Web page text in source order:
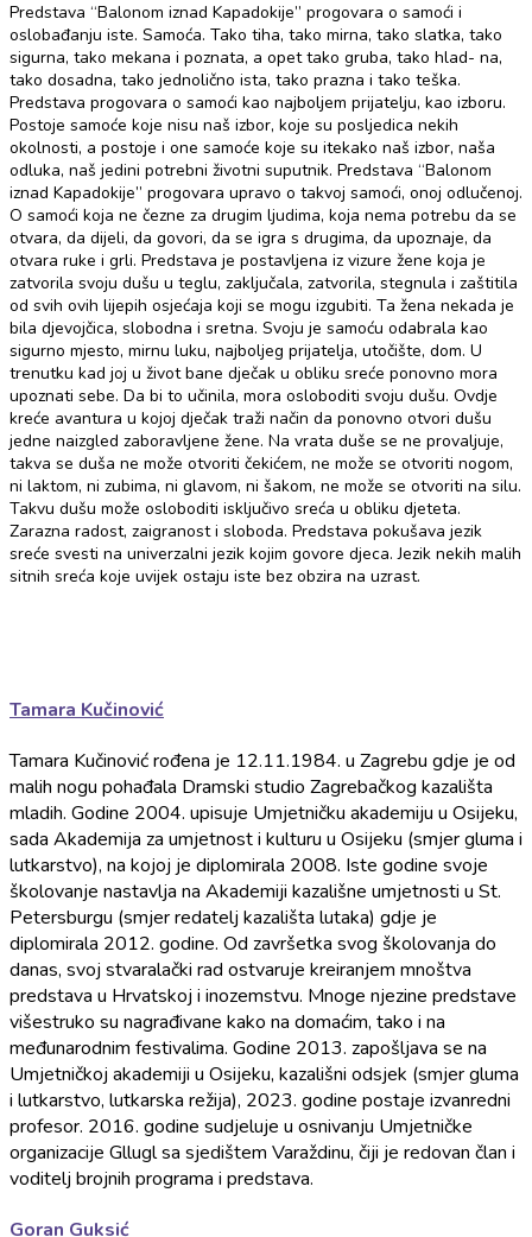
Predstava “Balonom iznad Kapadokije” progovara o samoći i
oslobađanju iste. Samoća. Tako tiha, tako mirna, tako slatka, tako
sigurna, tako mekana i poznata, a opet tako gruba, tako hlad- na,
tako dosadna, tako jednolično ista, tako prazna i tako teška.
Predstava progovara o samoći kao najboljem prijatelju, kao izboru.
Postoje samoće koje nisu naš izbor, koje su posljedica nekih
okolnosti, a postoje i one samoće koje su itekako naš izbor, naša
odluka, naš jedini potrebni životni suputnik. Predstava “Balonom
iznad Kapadokije” progovara upravo o takvoj samoći, onoj odlučenoj.
O samoći koja ne čezne za drugim ljudima, koja nema potrebu da se
otvara, da dijeli, da govori, da se igra s drugima, da upoznaje, da
otvara ruke i grli. Predstava je postavljena iz vizure žene koja je
zatvorila svoju dušu u teglu, zaključala, zatvorila, stegnula i zaštitila
od svih ovih lijepih osjećaja koji se mogu izgubiti. Ta žena nekada je
bila djevojčica, slobodna i sretna. Svoju je samoću odabrala kao
sigurno mjesto, mirnu luku, najboljeg prijatelja, utočište, dom. U
trenutku kad joj u život bane dječak u obliku sreće ponovno mora
upoznati sebe. Da bi to učinila, mora osloboditi svoju dušu. Ovdje
kreće avantura u kojoj dječak traži način da ponovno otvori dušu
jedne naizgled zaboravljene žene. Na vrata duše se ne provaljuje,
takva se duša ne može otvoriti čekićem, ne može se otvoriti nogom,
ni laktom, ni zubima, ni glavom, ni šakom, ne može se otvoriti na silu.
Takvu dušu može osloboditi isključivo sreća u obliku djeteta.
Zarazna radost, zaigranost i sloboda. Predstava pokušava jezik
sreće svesti na univerzalni jezik kojim govore djeca. Jezik nekih malih
sitnih sreća koje uvijek ostaju iste bez obzira na uzrast.
Tamara Kučinović
Tamara Kučinović rođena je 12.11.1984. u Zagrebu gdje je od
malih nogu pohađala Dramski studio Zagrebačkog kazališta
mladih. Godine 2004. upisuje Umjetničku akademiju u Osijeku,
sada Akademija za umjetnost i kulturu u Osijeku (smjer gluma i
lutkarstvo), na kojoj je diplomirala 2008. Iste godine svoje
školovanje nastavlja na Akademiji kazališne umjetnosti u St.
Petersburgu (smjer redatelj kazališta lutaka) gdje je
diplomirala 2012. godine. Od završetka svog školovanja do
danas, svoj stvaralački rad ostvaruje kreiranjem mnoštva
predstava u Hrvatskoj i inozemstvu. Mnoge njezine predstave
višestruko su nagrađivane kako na domaćim, tako i na
međunarodnim festivalima. Godine 2013. zapošljava se na
Umjetničkoj akademiji u Osijeku, kazališni odsjek (smjer gluma
i lutkarstvo, lutkarska režija), 2023. godine postaje izvanredni
profesor. 2016. godine sudjeluje u osnivanju Umjetničke
organizacije Gllugl sa sjedištem Varaždinu, čiji je redovan član i
voditelj brojnih programa i predstava.
Goran Guksić